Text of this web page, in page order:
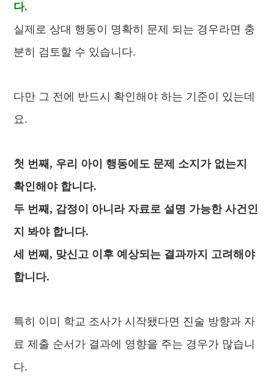
다.
실제로 상대 행동이 명확히 문제 되는 경우라면 충
분히 검토할 수 있습니다.
다만 그 전에 반드시 확인해야 하는 기준이 있는데
요.
첫 번째, 우리 아이 행동에도 문제 소지가 없는지
확인해야 합니다.
두 번째, 감정이 아니라 자료로 설명 가능한 사건인
지 봐야 합니다.
세 번째, 맞신고 이후 예상되는 결과까지 고려해야
합니다.
특히 이미 학교 조사가 시작됐다면 진술 방향과 자
료 제출 순서가 결과에 영향을 주는 경우가 많습니
다.